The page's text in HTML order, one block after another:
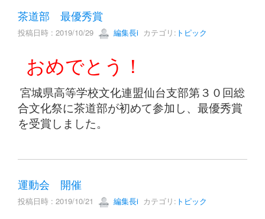
茶道部 最優秀賞
投稿日時 : 2019/10/29 編集長i カテゴリ: トピック
おめでとう！
宮城県高等学校文化連盟仙台支部第３０回総
合文化祭に茶道部が初めて参加し、最優秀賞
を受賞しました。
運動会 開催
投稿日時 : 2019/10/21 編集長i カテゴリ: トピック